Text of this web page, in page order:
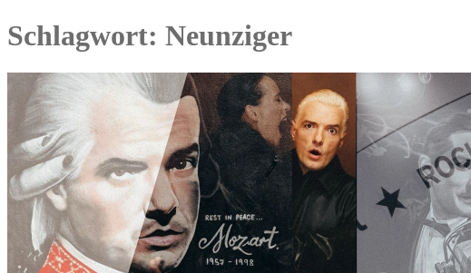
Schlagwort: Neunziger